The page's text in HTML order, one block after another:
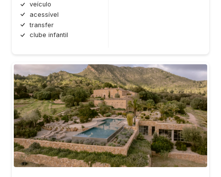
veículo
acessível
transfer
clube infantil